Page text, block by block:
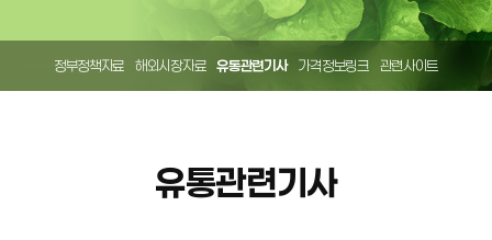
정부정책자료 해외시장자료 유통관련기사 가격정보링크 관련사이트
유통관련기사